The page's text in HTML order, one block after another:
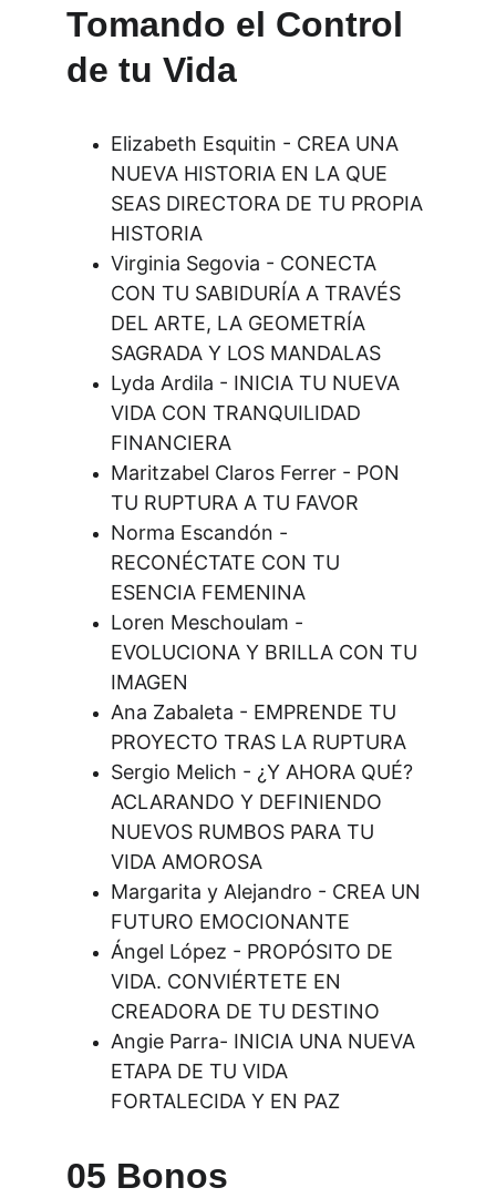
Tomando el Control
de tu Vida ​
Elizabeth Esquitin - CREA UNA
NUEVA HISTORIA EN LA QUE
SEAS DIRECTORA DE TU PROPIA
HISTORIA
Virginia Segovia - CONECTA
CON TU SABIDURÍA A TRAVÉS
DEL ARTE, LA GEOMETRÍA
SAGRADA Y LOS MANDALAS
Lyda Ardila - INICIA TU NUEVA
VIDA CON TRANQUILIDAD
FINANCIERA
Maritzabel Claros Ferrer - PON
TU RUPTURA A TU FAVOR
Norma Escandón -
RECONÉCTATE CON TU
ESENCIA FEMENINA
Loren Meschoulam -
EVOLUCIONA Y BRILLA CON TU
IMAGEN
Ana Zabaleta - EMPRENDE TU
PROYECTO TRAS LA RUPTURA
Sergio Melich - ¿Y AHORA QUÉ?
ACLARANDO Y DEFINIENDO
NUEVOS RUMBOS PARA TU
VIDA AMOROSA
Margarita y Alejandro - CREA UN
FUTURO EMOCIONANTE
Ángel López - PROPÓSITO DE
VIDA. CONVIÉRTETE EN
CREADORA DE TU DESTINO
Angie Parra- INICIA UNA NUEVA
ETAPA DE TU VIDA
FORTALECIDA Y EN PAZ
05 Bonos